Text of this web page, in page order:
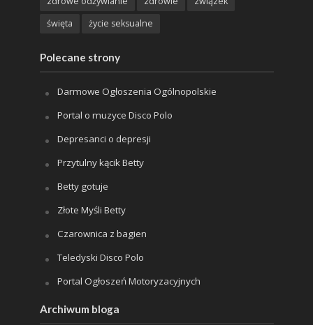
święta
życie seksualne
Polecane strony
Darmowe Ogłoszenia Ogólnopolskie
Portal o muzyce Disco Polo
Depresanci o depresji
Przytulny kącik Betty
Betty gotuje
Złote Myśli Betty
Czarownica z bagien
Teledyski Disco Polo
Portal Ogłoszeń Motoryzacyjnych
Archiwum bloga